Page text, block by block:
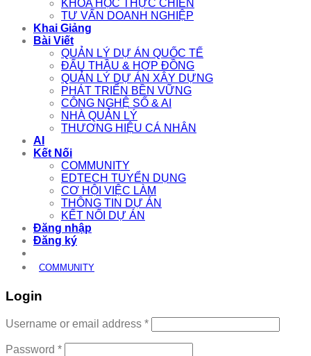
KHÓA HỌC THỰC CHIẾN
TƯ VẤN DOANH NGHIỆP
Khai Giảng
Bài Viết
QUẢN LÝ DỰ ÁN QUỐC TẾ
ĐẤU THẦU & HỢP ĐỒNG
QUẢN LÝ DỰ ÁN XÂY DỰNG
PHÁT TRIỂN BỀN VỮNG
CÔNG NGHỆ SỐ & AI
NHÀ QUẢN LÝ
THƯƠNG HIỆU CÁ NHÂN
AI
Kết Nối
COMMUNITY
EDTECH TUYỂN DỤNG
CƠ HỘI VIỆC LÀM
THÔNG TIN DỰ ÁN
KẾT NỐI DỰ ÁN
Đăng nhập
Đăng ký
COMMUNITY
Login
Username or email address *Required
Password *Required